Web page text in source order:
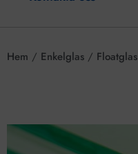
Hem / Enkelglas / Floatglas